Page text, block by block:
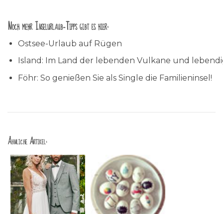
Noch mehr Inselurlaub-Tipps gibt es hier:
Ostsee-Urlaub auf Rügen
Island: Im Land der lebenden Vulkane und
Föhr: So genießen Sie als Single die Familieninsel!
Ähnliche Artikel: